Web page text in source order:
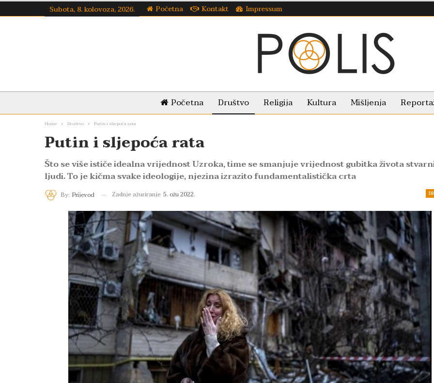
Subota, 8. kolovoza, 2026. Početna Kontakt Impressum
Početna Društvo Religija Kultura Mišljenja
Home Društvo Putin i sljepoća rata
Putin i sljepoća rata
Što se više ističe idealna vrijednost Uzroka, time se smanjuje vrijednost gubitka života
ljudi. To je kičma svake ideologije, njezina izrazito fundamentalistička crta
By: Prijevod Zadnje ažuriranje 5. ožu 2022.